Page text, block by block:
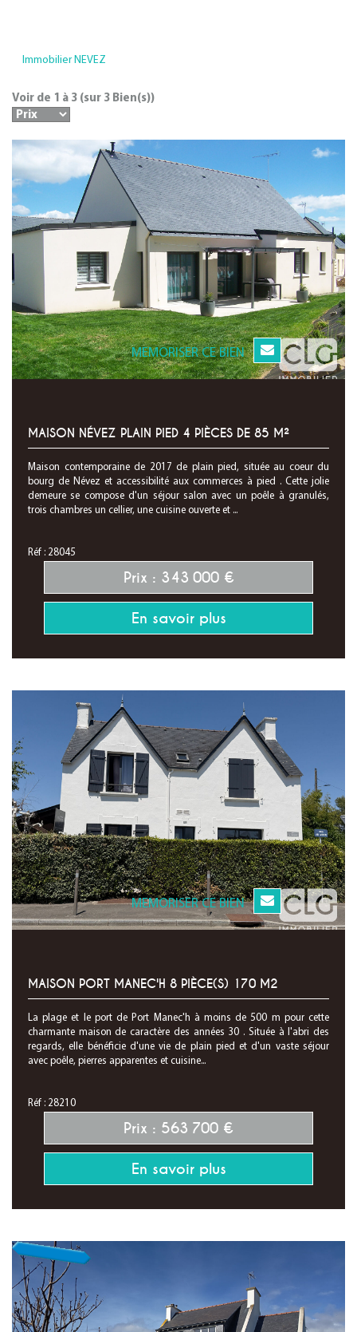
Immobilier NEVEZ
Voir de 1 à 3 (sur 3 Bien(s))
MEMORISER CE BIEN
MAISON NÉVEZ PLAIN PIED 4 PIÈCES DE 85 M²
Maison contemporaine de 2017 de plain pied, située au coeur du
bourg de Névez et accessibilité aux commerces à pied . Cette jolie
demeure se compose d'un séjour salon avec un poêle à granulés,
trois chambres un cellier, une cuisine ouverte et ...
Réf : 28045
Prix : 343 000 €
En savoir plus
MEMORISER CE BIEN
MAISON PORT MANEC'H 8 PIÈCE(S) 170 M2
La plage et le port de Port Manec'h à moins de 500 m pour cette
charmante maison de caractère des années 30 . Située à l'abri des
regards, elle bénéficie d'une vie de plain pied et d'un vaste séjour
avec poêle, pierres apparentes et cuisine...
Réf : 28210
Prix : 563 700 €
En savoir plus